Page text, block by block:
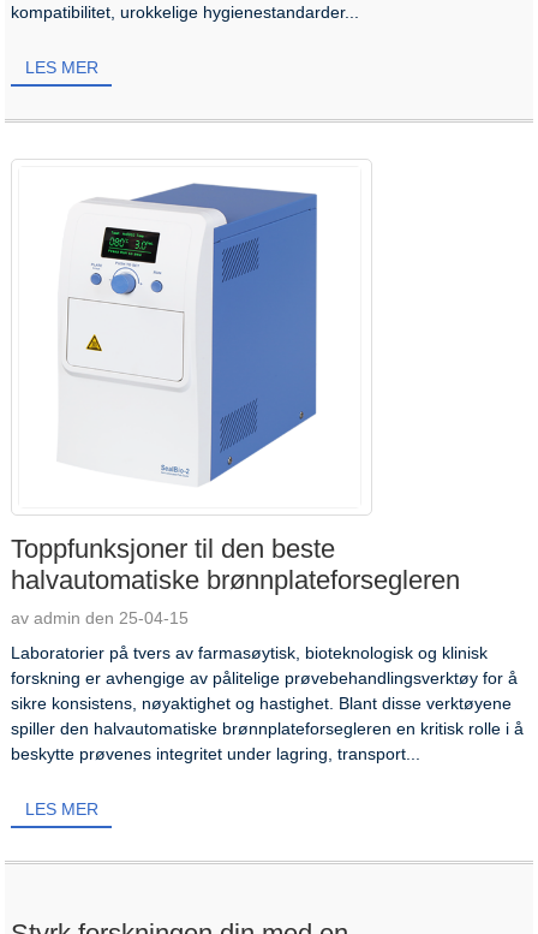
kompatibilitet, urokkelige hygienestandarder...
LES MER
Toppfunksjoner til den beste
halvautomatiske brønnplateforsegleren
av admin den 25-04-15
Laboratorier på tvers av farmasøytisk, bioteknologisk og klinisk
forskning er avhengige av pålitelige prøvebehandlingsverktøy for å
sikre konsistens, nøyaktighet og hastighet. Blant disse verktøyene
spiller den halvautomatiske brønnplateforsegleren en kritisk rolle i å
beskytte prøvenes integritet under lagring, transport...
LES MER